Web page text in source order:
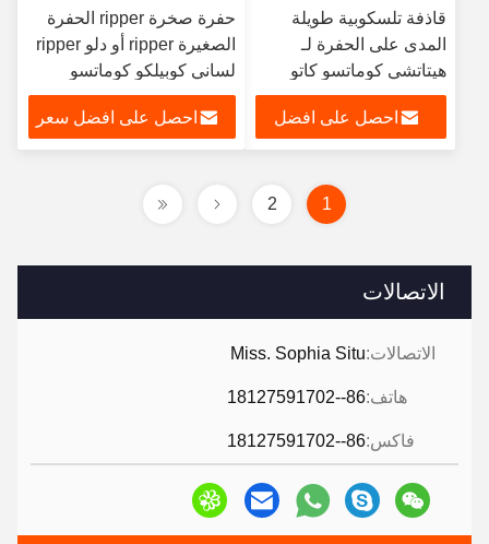
الاتصالات
الاتصالات:Miss. Sophia Situ
هاتف:86--18127591702
فاكس:86--18127591702
قاذفة تلسكوبية طويلة
المدى على الحفرة لـ
هيتاتشي كوماتسو كاتو
احصل على افضل
حفرة صخرة ripper الحفرة
الصغيرة ripper أو دلو ripper
لساني كوبيلكو كوماتسو
هيتاتشي
احصل على افضل سعر
1
2